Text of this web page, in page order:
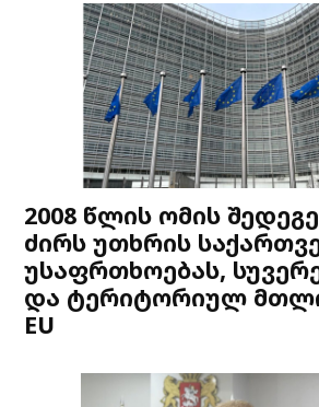
2008 წლის ომის
ძირს უთხრის
უსაფრთხოებას,
და ტერიტორიულ
EU